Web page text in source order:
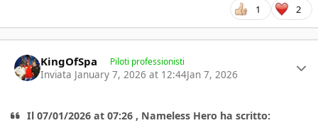
1 2
KingOfSpa Piloti professionisti
Inviata January 7, 2026 at 12:44Jan 7, 2026
Il 07/01/2026 at 07:26 , Nameless Hero ha scritto: